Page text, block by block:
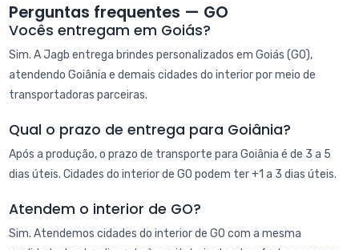
Perguntas frequentes — GO
Vocês entregam em Goiás?
Sim. A Jagb entrega brindes personalizados em Goiás (GO),
atendendo Goiânia e demais cidades do interior por meio de
transportadoras parceiras.
Qual o prazo de entrega para Goiânia?
Após a produção, o prazo de transporte para Goiânia é de 3 a 5
dias úteis. Cidades do interior de GO podem ter +1 a 3 dias úteis.
Atendem o interior de GO?
Sim. Atendemos cidades do interior de GO com a mesma